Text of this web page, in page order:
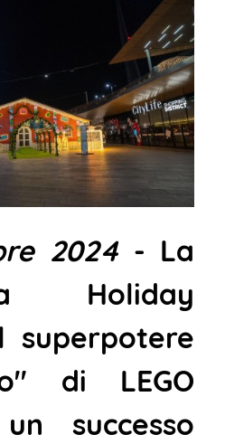
2024 - La
Holiday
superpotere
di LEGO
successo